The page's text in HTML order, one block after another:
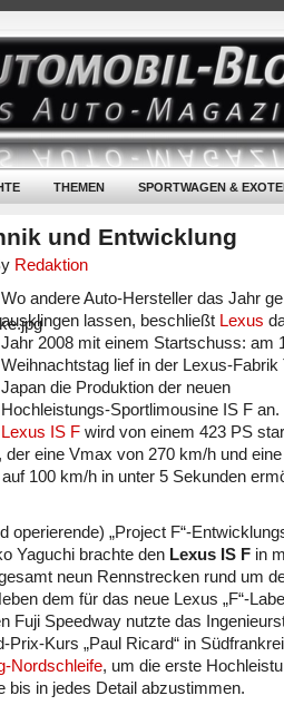
THEMEN SPORTWAGEN &
und Entwicklung
Redaktion
Wo andere Auto-Hersteller das Jahr
ausklingen lassen, beschließt Lexus
Jahr 2008 mit einem Startschuss: am
Weihnachtstag lief in der Lexus-Fabrik
Japan die Produktion der neuen
Hochleistungs-Sportlimousine IS F an.
Lexus IS F wird von einem 423 PS
eine Vmax von 270 km/h und eine
100 km/h in unter 5 Sekunden
operierende) „Project F“-
Yaguchi brachte den Lexus IS F in
neun Rennstrecken rund um
dem für das neue Lexus „F“-
Fuji Speedway nutzte das
Prix-Kurs „Paul Ricard“ in
Nordschleife, um die erste
bis in jedes Detail abzustimmen.